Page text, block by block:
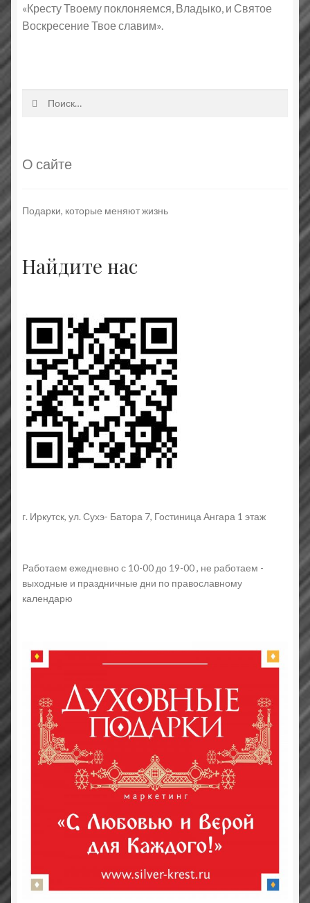
«Кресту Твоему поклоняемся, Владыко, и Святое
Воскресение Твое славим».
О сайте
Подарки, которые меняют жизнь
Найдите нас
г. Иркутск, ул. Сухэ- Батора 7, Гостиница Ангара 1 этаж
Работаем ежедневно с 10-00 до 19-00 , не работаем -
выходные и праздничные дни по православному
календарю